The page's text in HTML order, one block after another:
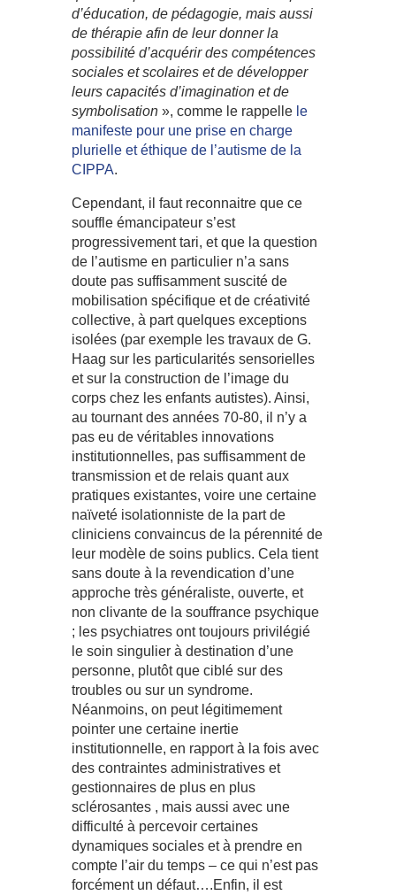
d’éducation, de pédagogie, mais aussi
de thérapie afin de leur donner la
possibilité d’acquérir des compétences
sociales et scolaires et de développer
leurs capacités d’imagination et de
symbolisation», comme le rappelle le
manifeste pour une prise en charge
plurielle et éthique de l’autisme de la
CIPPA.
Cependant, il faut reconnaitre que ce
souffle émancipateur s’est
progressivement tari, et que la question
de l’autisme en particulier n’a sans
doute pas suffisamment suscité de
mobilisation spécifique et de créativité
collective, à part quelques exceptions
isolées (par exemple les travaux de G.
Haag sur les particularités sensorielles
et sur la construction de l’image du
corps chez les enfants autistes). Ainsi,
au tournant des années 70-80, il n’y a
pas eu de véritables innovations
institutionnelles, pas suffisamment de
transmission et de relais quant aux
pratiques existantes, voire une certaine
naïveté isolationniste de la part de
cliniciens convaincus de la pérennité de
leur modèle de soins publics. Cela tient
sans doute à la revendication d’une
approche très généraliste, ouverte, et
non clivante de la souffrance psychique
; les psychiatres ont toujours privilégié
le soin singulier à destination d’une
personne, plutôt que ciblé sur des
troubles ou sur un syndrome.
Néanmoins, on peut légitimement
pointer une certaine inertie
institutionnelle, en rapport à la fois avec
des contraintes administratives et
gestionnaires de plus en plus
sclérosantes , mais aussi avec une
difficulté à percevoir certaines
dynamiques sociales et à prendre en
compte l’air du temps – ce qui n’est pas
forcément un défaut….Enfin, il est